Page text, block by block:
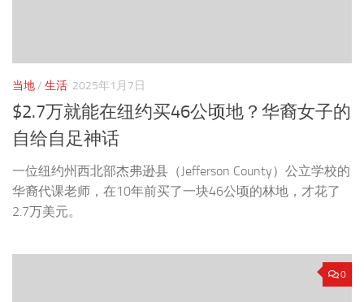
当地/ 生活 2025年1月7日
$2.7万就能在纽约买46公顷地？华裔女子的
自给自足神话
一位纽约州西北部杰弗逊县（Jefferson County）公立学校的
华裔代课老师，在10年前买了一块46公顷的林地，才花了
2.7万美元。
0